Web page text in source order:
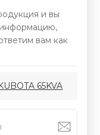
и вы
вам как
65KVA